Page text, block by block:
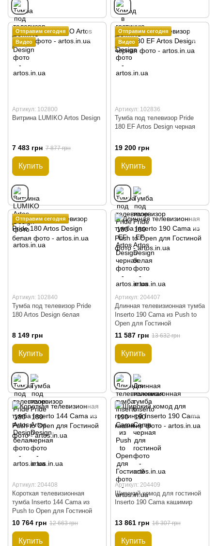
Отправим сегодня
Видео
Артикул: 102800
Витрина LUMIKO Artos Design
7 483 грн 7 877 грн
Купить
Отправим сегодня
Видео
Артикул: 102836
Тумба под телевизор Pride
180 EF Artos Design черная
19 200 грн
Купить
Отправим сегодня
Артикул: 102840
Тумба под телевизор Pride
180 Artos Design белая
8 149 грн
Купить
Артикул: 204407
Длинная телевизионная тумба
Inserto 190 Cama из Push to
Open для Гостиной
11 587 грн 13 632 грн
Купить
Артикул: 204408
Короткая телевизионная
тумба Inserto 144 Cama из
Push to Open для Гостиной
10 764 грн 12 663 грн
Купить
Артикул: 204409
Широкий комод для гостиной
Inserto 190 Cama кашимир
13 861 грн 16 307 грн
Купить